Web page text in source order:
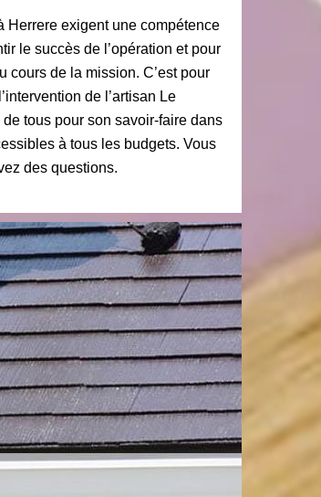
Herrere exigent une compétence
le succès de l’opération et pour
cours de la mission. C’est pour
de l’artisan Le
tous pour son savoir-faire dans
à tous les budgets. Vous
des questions.